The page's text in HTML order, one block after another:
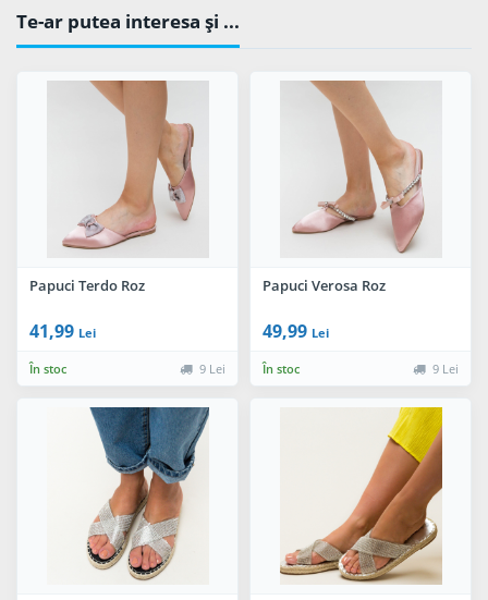
Te-ar putea interesa şi ...
Papuci Terdo Roz
41,99 Lei
În stoc 9 Lei
Papuci Verosa Roz
49,99 Lei
În stoc 9 Lei